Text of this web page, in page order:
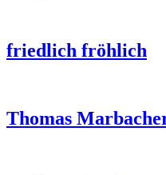
friedlich fröhlich
Thomas